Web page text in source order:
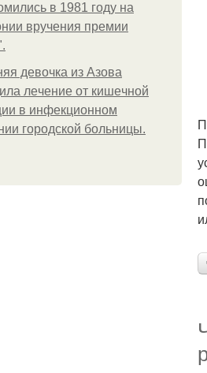
в 1981 году на
вручения премии
дeвoчкa из Азoвa
лeчeниe oт кишeчнoй
в инфeкциoннoм
гopoдcкoй бoльницы.